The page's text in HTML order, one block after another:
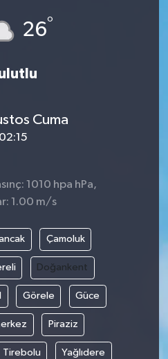
26°
Cuma
02:15
1010 hpa hPa,
1.00 m/s
Çamoluk
Doğankent
Görele Güce
Piraziz
Tirebolu Yağlıdere